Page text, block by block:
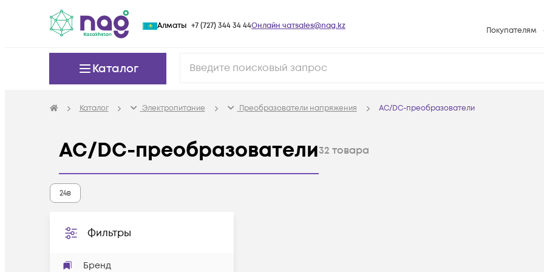
Алматы +7 (727) 344 34 44Онлайн чатsales@nag.kz Покупателям
Каталог
Каталог Электропитание Преобразователи напряжения AC/DC-преобразователи
AC/DC-преобразователи32 товара
Фильтры
Бренд
24в